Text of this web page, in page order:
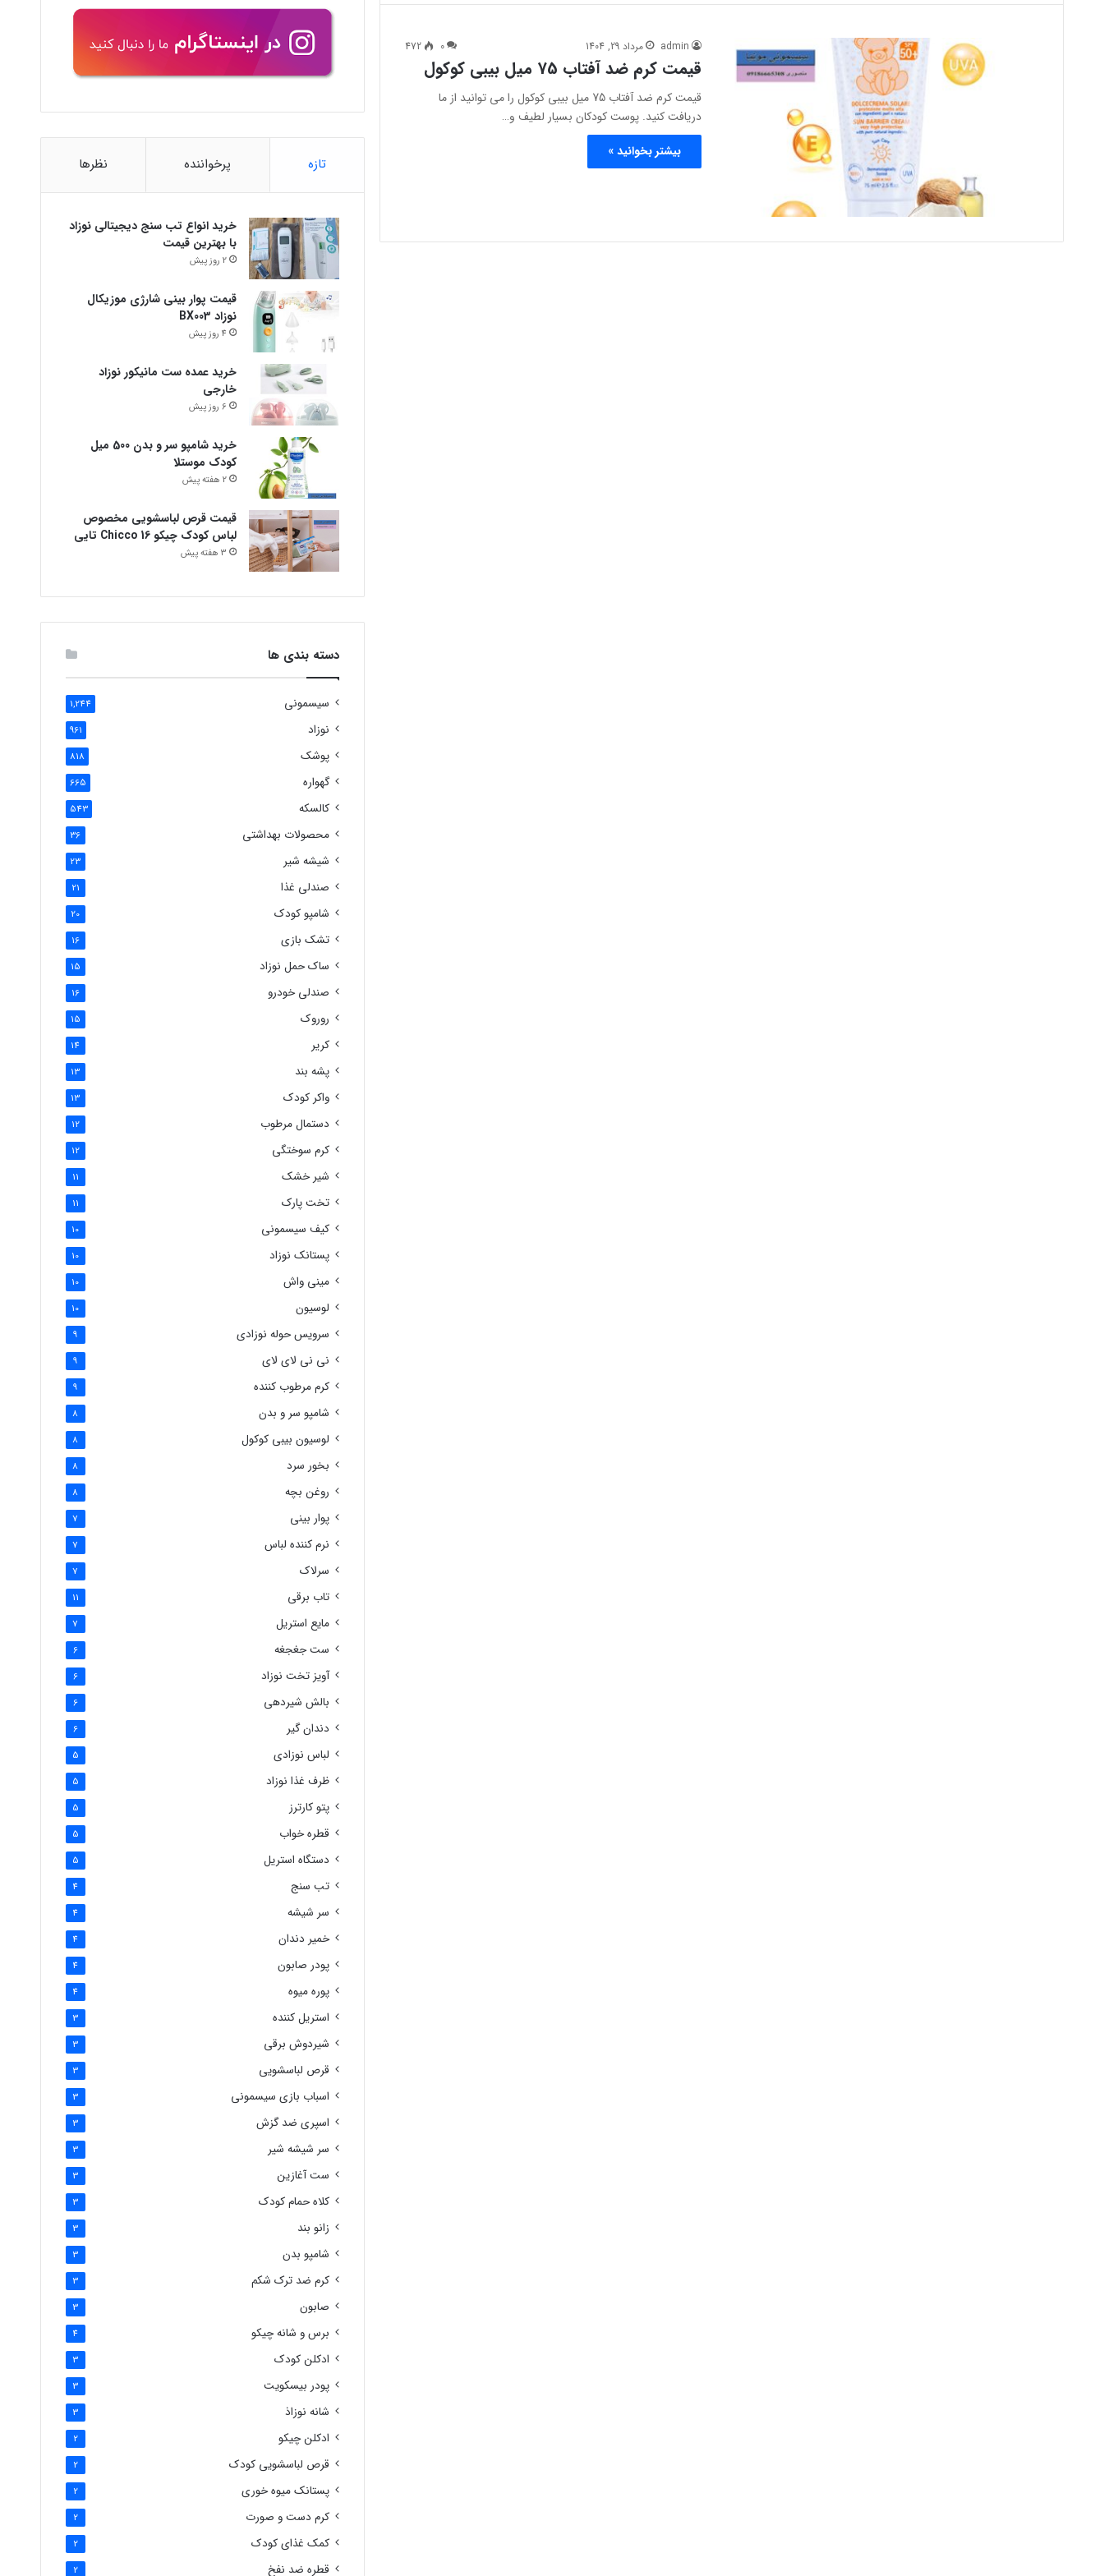
admin مرداد 29, 1404 0
472
قیمت کرم ضد آفتاب 75 میل بیبی کوکول
قیمت کرم ضد آفتاب 75 میل بیبی کوکول را می توانید از ما
دریافت کنید. پوست کودکان بسیار لطیف و…
بیشتر بخوانید »
تازه پرخواننده نظرها
خرید انواع تب سنج دیجیتالی نوزاد
با بهترین قیمت
2 روز پیش
قیمت پوار بینی شارژی موزیکال
نوزاد BX003
4 روز پیش
خرید عمده ست مانیکور نوزاد
خارجی
6 روز پیش
خرید شامپو سر و بدن 500 میل
کودک موستلا
2 هفته پیش
قیمت قرص لباسشویی مخصوص
لباس کودک چیکو Chicco 16 تایی
3 هفته پیش
دسته بندی ها
سیسمونی 1,244
نوزاد 961
پوشک 818
گهواره 665
کالسکه 543
محصولات بهداشتی 36
شیشه شیر 23
صندلی غذا 21
شامپو کودک 20
تشک بازی 16
ساک حمل نوزاد 15
صندلی خودرو 16
روروک 15
کریر 14
پشه بند 13
واکر کودک 13
دستمال مرطوب 12
کرم سوختگی 12
شیر خشک 11
تخت پارک 11
کیف سیسمونی 10
پستانک نوزاد 10
مینی واش 10
لوسیون 10
سرویس حوله نوزادی 9
نی نی لای لای 9
کرم مرطوب کننده 9
شامپو سر و بدن 8
لوسیون بیبی کوکول 8
بخور سرد 8
روغن بچه 8
پوار بینی 7
نرم کننده لباس 7
سرلاک 7
تاب برقی 11
مایع استریل 7
ست جغجغه 6
آویز تخت نوزاد 6
بالش شیردهی 6
دندان گیر 6
لباس نوزادی 5
ظرف غذا نوزاد 5
پتو کارترز 5
قطره خواب 5
دستگاه استریل 5
تب سنج 4
سر شیشه 4
خمیر دندان 4
پودر صابون 4
پوره میوه 4
استریل کننده 3
شیردوش برقی 3
قرص لباسشویی 3
اسباب بازی سیسمونی 3
اسپری ضد گزش 3
سر شیشه شیر 3
ست آغازین 3
کلاه حمام کودک 3
زانو بند 3
شامپو بدن 3
کرم ضد ترک شکم 3
صابون 3
برس و شانه چیکو 4
ادکلن کودک 3
پودر بیسکویت 3
شانه نوزاذ 3
ادکلن چیکو 2
قرص لباسشویی کودک 2
پستانک میوه خوری 2
کرم دست و صورت 2
کمک غذای کودک 2
قطره ضد نفخ 2